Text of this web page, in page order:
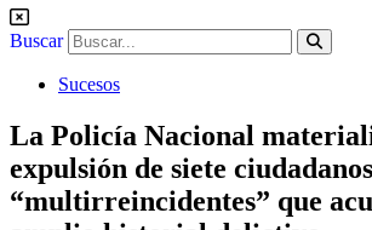
Buscar
Sucesos
La Policía Nacional
expulsión de siete ciudadanos
“multirreincidentes” que